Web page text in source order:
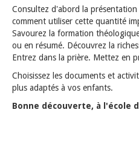
Consultez d'abord la
comment utiliser cette quantité
Savourez la formation
ou en résumé. Découvrez la
Entrez dans la prière. Mettez en
Choisissez les documents et
plus adaptés à vos enfants.
Bonne découverte, à l'école